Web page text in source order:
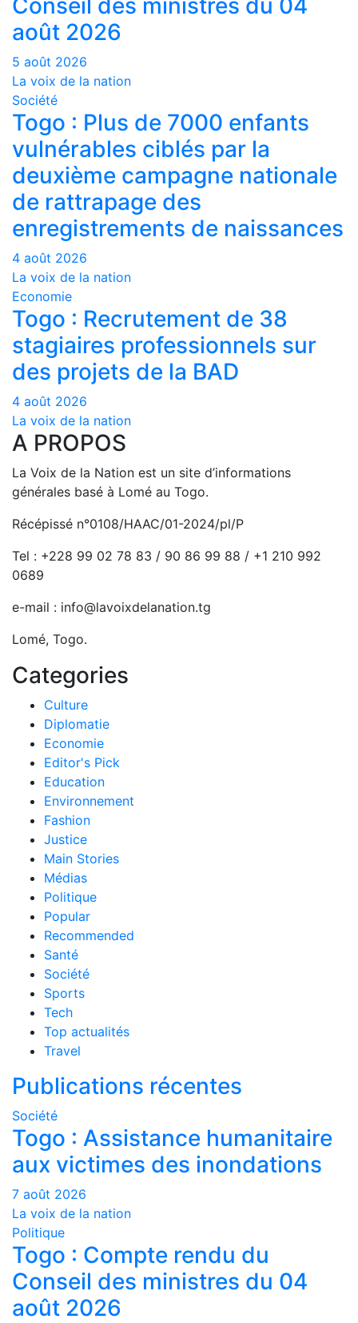
Conseil des ministres du 04
août 2026
5 août 2026
La voix de la nation
Société
Togo : Plus de 7000 enfants
vulnérables ciblés par la
deuxième campagne nationale
de rattrapage des
enregistrements de naissances
4 août 2026
La voix de la nation
Economie
Togo : Recrutement de 38
stagiaires professionnels sur
des projets de la BAD
4 août 2026
La voix de la nation
A PROPOS
La Voix de la Nation est un site d’informations
générales basé à Lomé au Togo.
Récépissé n°0108/HAAC/01-2024/pl/P
Tel : +228 99 02 78 83 / 90 86 99 88 / +1 210 992
0689
e-mail : info@lavoixdelanation.tg
Lomé, Togo.
Categories
Culture
Diplomatie
Economie
Editor's Pick
Education
Environnement
Fashion
Justice
Main Stories
Médias
Politique
Popular
Recommended
Santé
Société
Sports
Tech
Top actualités
Travel
Publications récentes
Société
Togo : Assistance humanitaire
aux victimes des inondations
7 août 2026
La voix de la nation
Politique
Togo : Compte rendu du
Conseil des ministres du 04
août 2026